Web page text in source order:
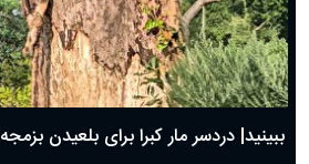
ببینید| دردسر مار کبرا برای بلعیدن بزمجه